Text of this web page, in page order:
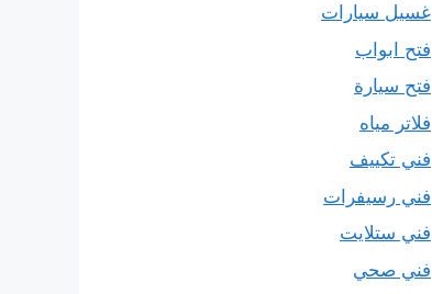
غسيل سيارات
فتح ابواب
فتح سيارة
فلاتر مياه
فني تكييف
فني رسيفرات
فني ستلايت
فني صحي